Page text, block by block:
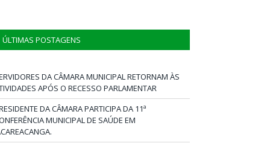
ÚLTIMAS POSTAGENS
DA CÂMARA MUNICIPAL RETORNAM ÀS
APÓS O RECESSO PARLAMENTAR
DA CÂMARA PARTICIPA DA 11ª
MUNICIPAL DE SAÚDE EM